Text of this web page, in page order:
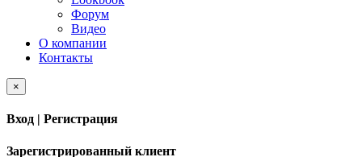
Форум
Видео
О компании
Контакты
×
Вход | Регистрация
Зарегистрированный клиент